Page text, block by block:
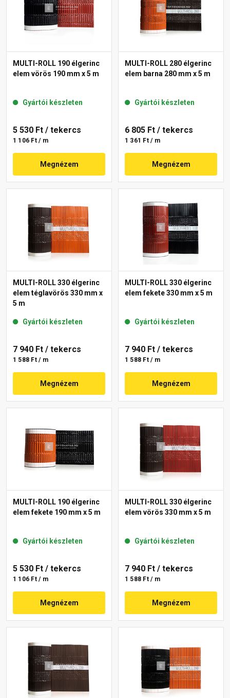
MULTI-ROLL 190 élgerinc
elem vörös 190 mm x 5 m
Gyártói készleten
5 530 Ft / tekercs
1 106 Ft / m
Megnézem
MULTI-ROLL 280 élgerinc
elem barna 280 mm x 5 m
Gyártói készleten
6 805 Ft / tekercs
1 361 Ft / m
Megnézem
MULTI-ROLL 330 élgerinc
elem téglavörös 330 mm x
5 m
Gyártói készleten
7 940 Ft / tekercs
1 588 Ft / m
Megnézem
MULTI-ROLL 330 élgerinc
elem fekete 330 mm x 5 m
Gyártói készleten
7 940 Ft / tekercs
1 588 Ft / m
Megnézem
MULTI-ROLL 190 élgerinc
elem fekete 190 mm x 5 m
Gyártói készleten
5 530 Ft / tekercs
1 106 Ft / m
Megnézem
MULTI-ROLL 330 élgerinc
elem vörös 330 mm x 5 m
Gyártói készleten
7 940 Ft / tekercs
1 588 Ft / m
Megnézem